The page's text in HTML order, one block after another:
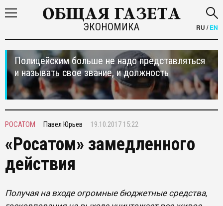
ЭКОНОМИКА RU /EN
Полицейским больше не надо представляться
и называть свое звание, и должность
РОСАТОМ Павел Юрьев 19.10.2017 15:22
«Росатом» замедленного
действия
Получая на входе огромные бюджетные средства,